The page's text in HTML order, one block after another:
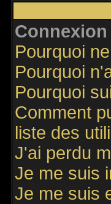
Pourquoi
Pourquoi
Pourquoi
Comment
liste des
J'ai perdu
Je me suis
Je me suis